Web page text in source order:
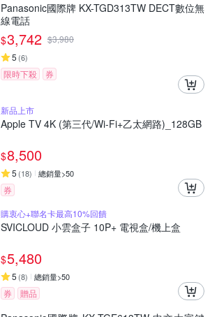
Panasonic國際牌 KX-TGD313TW DECT數位無
線電話
$3,742 $3,980
5 (6)
限時下殺 券
新品上市
Apple TV 4K (第三代/Wi-Fi+乙太網路)_128GB
$8,500
5 (18) 總銷量>50
券
購衷心+聯名卡最高10%回饋
SVICLOUD 小雲盒子 10P+ 電視盒/機上盒
$5,480
5 (8) 總銷量>50
券 贈品